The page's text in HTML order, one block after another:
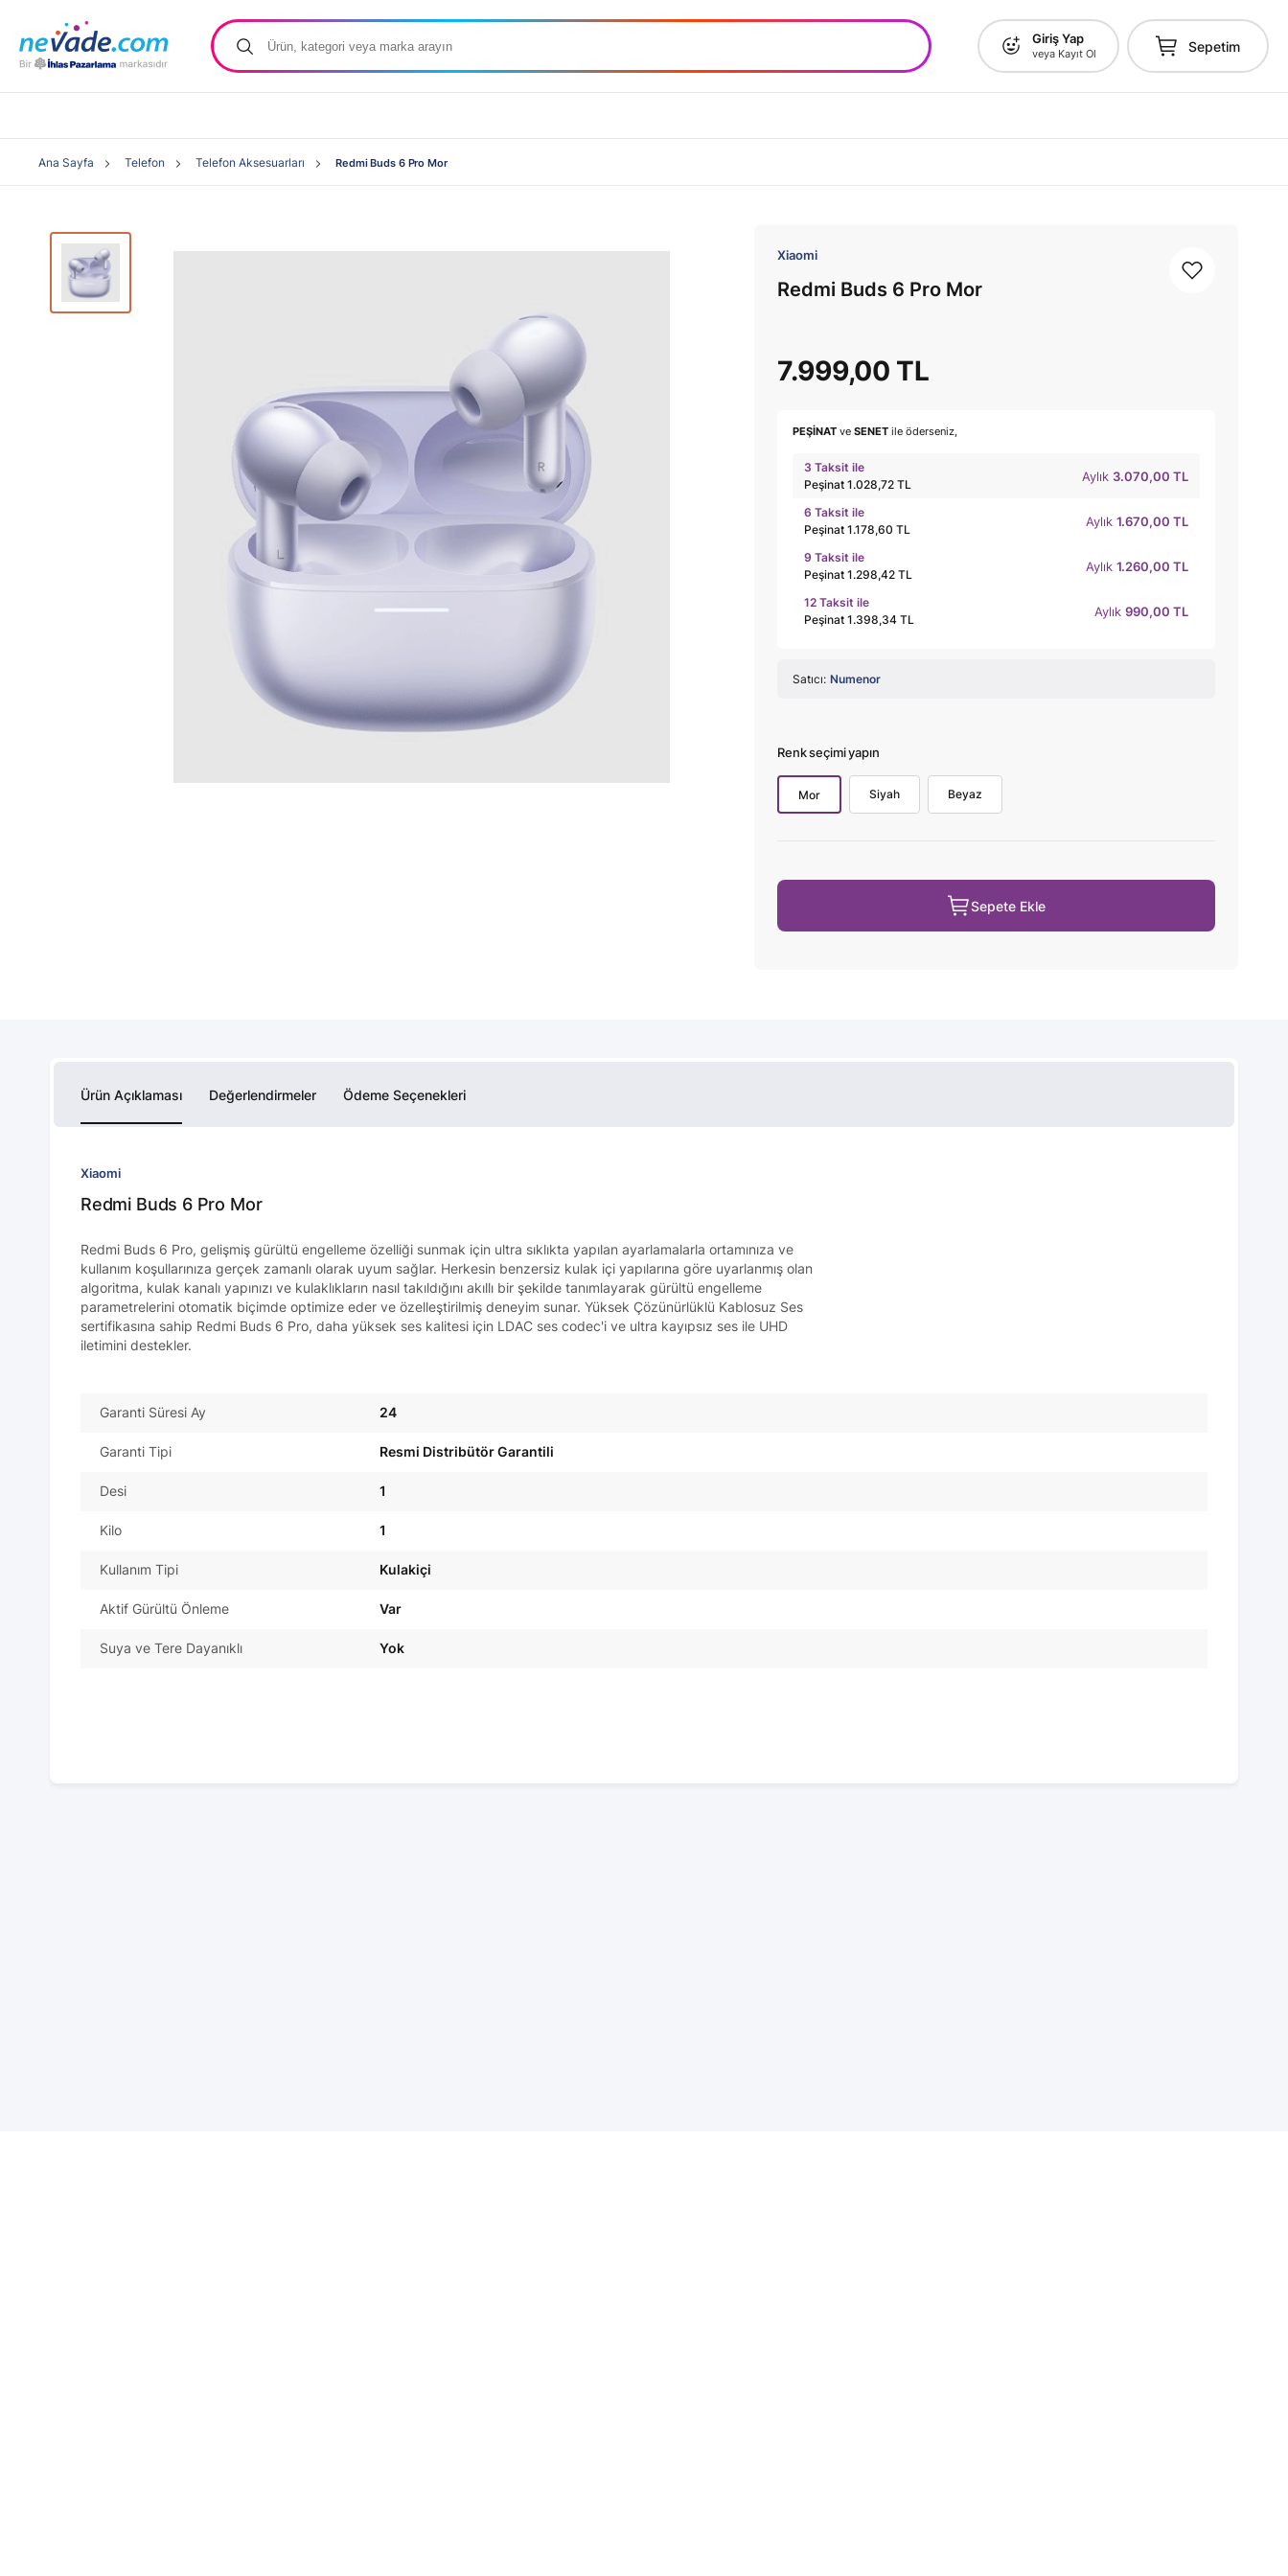
Giriş Yap
veya Kayıt Ol Sepetim
Ana Sayfa Telefon Telefon Aksesuarları Redmi Buds 6 Pro Mor
Xiaomi
Redmi Buds 6 Pro Mor
7.999,00 TL
PEŞİNAT ve SENET ile öderseniz,
3 Taksit ile
Peşinat 1.028,72 TL
Aylık 3.070,00 TL
6 Taksit ile
Peşinat 1.178,60 TL
Aylık 1.670,00 TL
9 Taksit ile
Peşinat 1.298,42 TL
Aylık 1.260,00 TL
12 Taksit ile
Peşinat 1.398,34 TL
Aylık 990,00 TL
Satıcı: Numenor
Renk seçimi yapın
Mor Siyah Beyaz
Sepete Ekle
Ürün Açıklaması Değerlendirmeler Ödeme Seçenekleri
Xiaomi
Redmi Buds 6 Pro Mor
Redmi Buds 6 Pro, gelişmiş gürültü engelleme özelliği sunmak için ultra sıklıkta yapılan ayarlamalarla ortamınıza ve
kullanım koşullarınıza gerçek zamanlı olarak uyum sağlar. Herkesin benzersiz kulak içi yapılarına göre uyarlanmış olan
algoritma, kulak kanalı yapınızı ve kulaklıkların nasıl takıldığını akıllı bir şekilde tanımlayarak gürültü engelleme
parametrelerini otomatik biçimde optimize eder ve özelleştirilmiş deneyim sunar. Yüksek Çözünürlüklü Kablosuz Ses
sertifikasına sahip Redmi Buds 6 Pro, daha yüksek ses kalitesi için LDAC ses codec'i ve ultra kayıpsız ses ile UHD
iletimini destekler.
Garanti Süresi Ay 24
Garanti Tipi Resmi Distribütör Garantili
Desi 1
Kilo 1
Kullanım Tipi Kulakiçi
Aktif Gürültü Önleme Var
Suya ve Tere Dayanıklı Yok